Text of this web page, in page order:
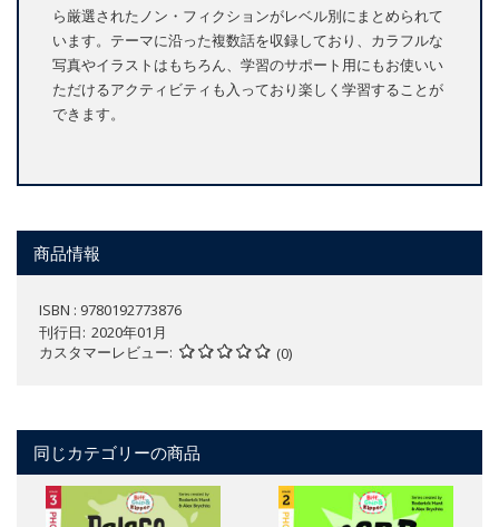
ら厳選されたノン・フィクションがレベル別にまとめられて
います。テーマに沿った複数話を収録しており、カラフルな
写真やイラストはもちろん、学習のサポート用にもお使いい
ただけるアクティビティも入っており楽しく学習することが
できます。
商品情報
ISBN : 9780192773876
刊行日 2020年01月
カスタマーレビュー
(0)
同じカテゴリーの商品